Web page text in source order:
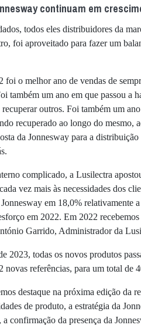
continuam em
todos eles distribuidores da
foi aproveitado para fazer um
foi o melhor ano de vendas de
também um ano em que passou a
outros. Foi também um
recuperado ao longo do mesmo,
da Jonnesway para a
complicado, a Lusilectra
vez mais às necessidades dos
em 18,0% relativamente
em 2022. Em 2022
Garrido, Administrador da
2023, todas os novos produtos
novas referências, para um total de
destaque na próxima edição da
de produto, a estratégia da
confirmação da presença da